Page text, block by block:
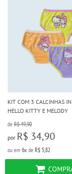
KIT COM 3 CALCINHAS
HELLO KITTY E MELODY
de R$ 49,90
por R$ 34,90
ou em 6x de R$ 5,82